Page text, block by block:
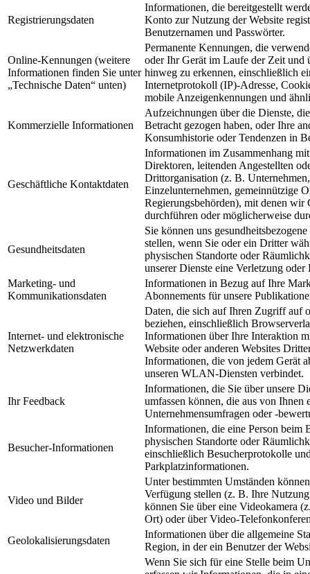
Registrierungsdaten
Informationen, die bereitgestellt
Konto zur Nutzung der Website
Benutzernamen und Passwörter.
Online-Kennungen (weitere
Informationen finden Sie unter
„Technische Daten“ unten)
Permanente Kennungen, die
oder Ihr Gerät im Laufe der Zeit und
hinweg zu erkennen, einschließlich
Internetprotokoll (IP)-Adresse,
mobile Anzeigenkennungen und
Kommerzielle Informationen
Aufzeichnungen über die Dienste,
Betracht gezogen haben, oder Ihre
Konsumhistorie oder Tendenzen in
Geschäftliche Kontaktdaten
Informationen im Zusammenhang
Direktoren, leitenden Angestellten
Drittorganisation (z. B.
Einzelunternehmen, gemeinnützige
Regierungsbehörden), mit denen wir
durchführen oder möglicherweise
Gesundheitsdaten
Sie können uns
stellen, wenn Sie oder ein Dritter
physischen Standorte oder
unserer Dienste eine Verletzung
Marketing- und
Kommunikationsdaten
Informationen in Bezug auf Ihre
Abonnements für unsere
Internet- und elektronische
Netzwerkdaten
Daten, die sich auf Ihren Zugriff auf
beziehen, einschließlich
Informationen über Ihre Interaktion
Website oder anderen Websites
Informationen, die von jedem Gerät
unseren WLAN-Diensten verbindet.
Ihr Feedback
Informationen, die Sie über unsere
umfassen können, die aus von Ihnen
Unternehmensumfragen oder -
Besucher-Informationen
Informationen, die eine Person beim
physischen Standorte oder
einschließlich Besucherprotokolle
Parkplatzinformationen.
Video und Bilder
Unter bestimmten Umständen
Verfügung stellen (z. B. Ihre
können Sie über eine Videokamera
Ort) oder über Video-
Geolokalisierungsdaten
Informationen über die allgemeine
Region, in der ein Benutzer der
Wenn Sie sich für eine Stelle beim